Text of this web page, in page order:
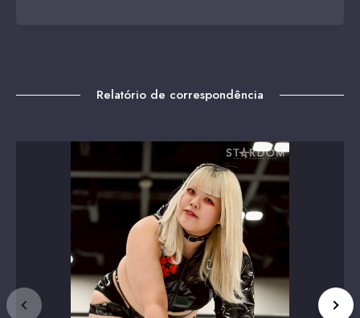
Relatório de correspondência